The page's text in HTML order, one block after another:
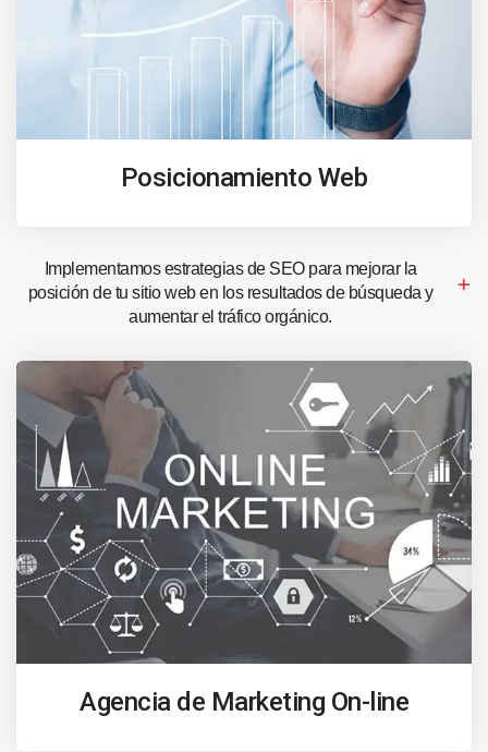
Posicionamiento Web
Implementamos estrategias de SEO para mejorar la
posición de tu sitio web en los resultados de búsqueda y
aumentar el tráfico orgánico.
Agencia de Marketing On-line